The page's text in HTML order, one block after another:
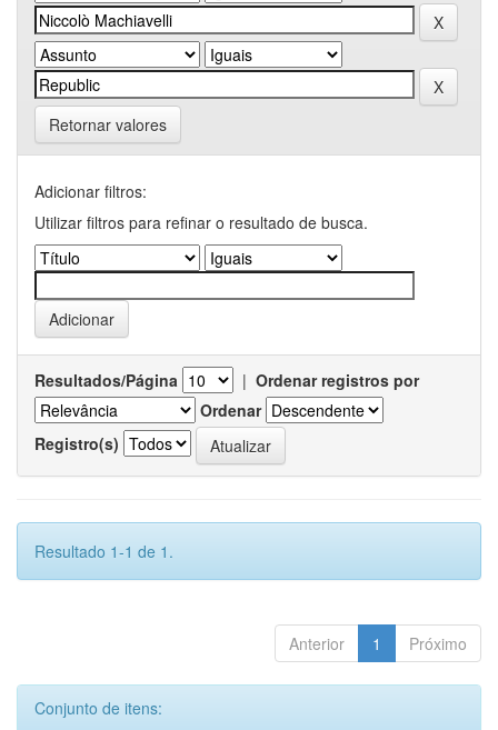
Retornar valores
Adicionar filtros:
Utilizar filtros para refinar o resultado de busca.
Resultados/Página | Ordenar registros por
Ordenar
Registro(s)
Resultado 1-1 de 1.
Anterior 1 Próximo
Conjunto de itens: